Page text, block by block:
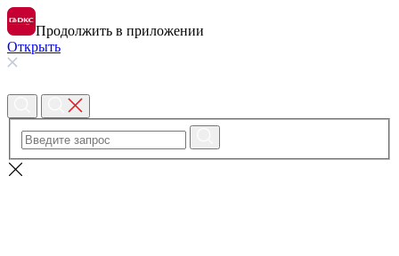
Продолжить в приложении
Открыть